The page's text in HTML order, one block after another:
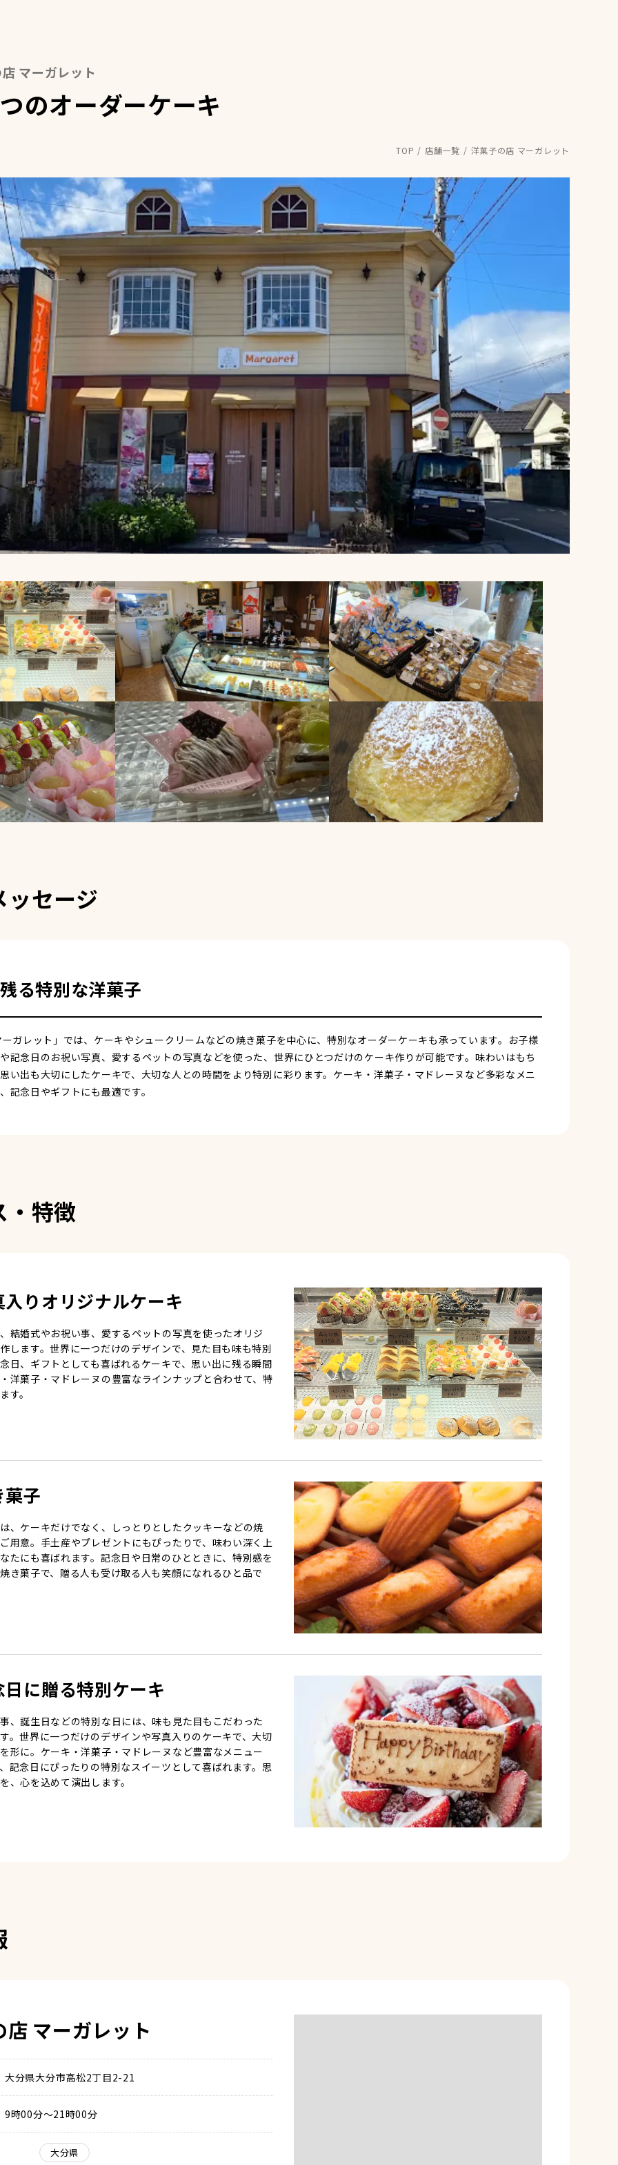
マーガレット
のオーダーケーキ
TOP 店舗一覧 洋菓子の店 マーガレット
ッセージ
る特別な洋菓子
ガレット」では、ケーキやシュークリームなどの焼き菓子を中心に、特別なオーダーケーキも承っています。お子様
記念日のお祝い写真、愛するペットの写真などを使った、世界にひとつだけのケーキ作りが可能です。味わいはもち
い出も大切にしたケーキで、大切な人との時間をより特別に彩ります。ケーキ・洋菓子・マドレーヌなど多彩なメニ
記念日やギフトにも最適です。
・特徴
入りオリジナルケーキ
結婚式やお祝い事、愛するペットの写真を使ったオリジ
します。世界に一つだけのデザインで、見た目も味も特別
日、ギフトとしても喜ばれるケーキで、思い出に残る瞬間
洋菓子・マドレーヌの豊富なラインナップと合わせて、特
す。
菓子
、ケーキだけでなく、しっとりとしたクッキーなどの焼
用意。手土産やプレゼントにもぴったりで、味わい深く上
たにも喜ばれます。記念日や日常のひとときに、特別感を
き菓子で、贈る人も受け取る人も笑顔になれるひと品で
日に贈る特別ケーキ
、誕生日などの特別な日には、味も見た目もこだわった
。世界に一つだけのデザインや写真入りのケーキで、大切
形に。ケーキ・洋菓子・マドレーヌなど豊富なメニュー
記念日にぴったりの特別なスイーツとして喜ばれます。思
、心を込めて演出します。
店 マーガレット
大分県大分市高松2丁目2-21
9時00分～21時00分
大分県